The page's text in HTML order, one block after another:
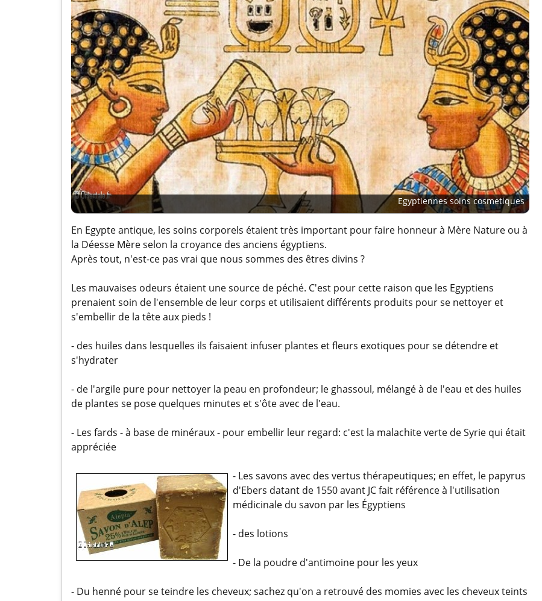
Egyptiennes soins cosmetiques
En Egypte antique, les soins corporels étaient très important pour faire honneur à Mère Nature ou à
la Déesse Mère selon la croyance des anciens égyptiens.
Après tout, n'est-ce pas vrai que nous sommes des êtres divins ?
Les mauvaises odeurs étaient une source de péché. C'est pour cette raison que les Egyptiens
prenaient soin de l'ensemble de leur corps et utilisaient différents produits pour se nettoyer et
s'embellir de la tête aux pieds !
- des huiles dans lesquelles ils faisaient infuser plantes et fleurs exotiques pour se détendre et
s'hydrater
- de l'argile pure pour nettoyer la peau en profondeur; le ghassoul, mélangé à de l'eau et des huiles
de plantes se pose quelques minutes et s'ôte avec de l'eau.
- Les fards - à base de minéraux - pour embellir leur regard: c'est la malachite verte de Syrie qui était
appréciée
- Les savons avec des vertus thérapeutiques; en effet, le papyrus
d'Ebers datant de 1550 avant JC fait référence à l'utilisation
médicinale du savon par les Égyptiens
- des lotions
- De la poudre d'antimoine pour les yeux
- Du henné pour se teindre les cheveux; sachez qu'on a retrouvé des momies avec les cheveux teints